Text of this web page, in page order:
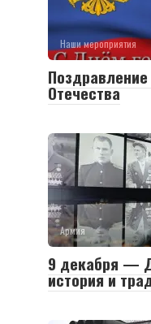
Наши мероприятия
Отечества
Армия
9 декабря —
история и